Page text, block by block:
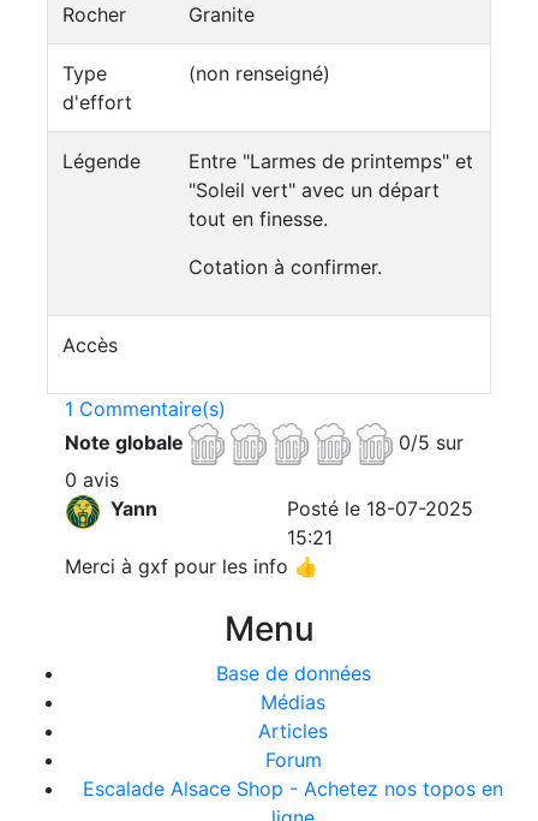
Rocher Granite
Type
d'effort
(non renseigné)
Légende
Entre "Larmes de printemps" et
"Soleil vert" avec un départ
tout en finesse.
Cotation à confirmer.
Accès
1 Commentaire(s)
Note globale
0/5 sur
0 avis
Yann
Posté le 18-07-2025
15:21
Merci à gxf pour les info 👍
Menu
Base de données
Médias
Articles
Forum
Escalade Alsace Shop - Achetez nos topos en